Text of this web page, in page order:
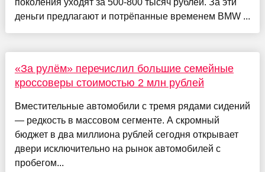
поколения уходят за 500-800 тысяч рублей. За эти
деньги предлагают и потрёпанные временем BMW ...
«За рулём» перечислил большие семейные
кроссоверы стоимостью 2 млн рублей
Вместительные автомобили с тремя рядами сидений
— редкость в массовом сегменте. А скромный
бюджет в два миллиона рублей сегодня открывает
двери исключительно на рынок автомобилей с
пробегом...